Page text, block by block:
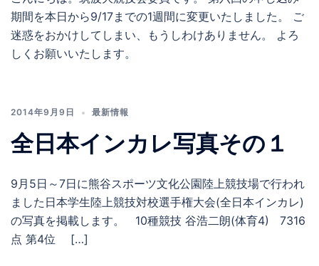
期間を本日から9/17までの1週間に変更いたしました。 ご
迷惑をおかけしてしまい、もうしわけありません。 よろ
しくお願いいたします。
2014年9月9日 最新情報
全日本インカレ写真その１
9月5日～7日に熊谷スポーツ文化公園陸上競技場で行われ
ました日本学生陸上競技対校選手権大会(全日本インカレ)
の写真を掲載します。 10種競技 谷浩二朗(体育4) 7316
点 第4位 […]